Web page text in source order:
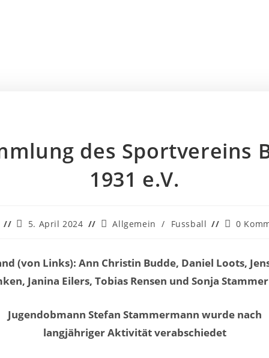
des Sportvereins
1931 e.V.
5. April 2024 Allgemein / Fussball 0
(von Links): Ann Christin Budde, Daniel Loots,
Janina Eilers, Tobias Rensen und Sonja
Jugendobmann Stefan Stammermann wurde nach
langjähriger Aktivität verabschiedet